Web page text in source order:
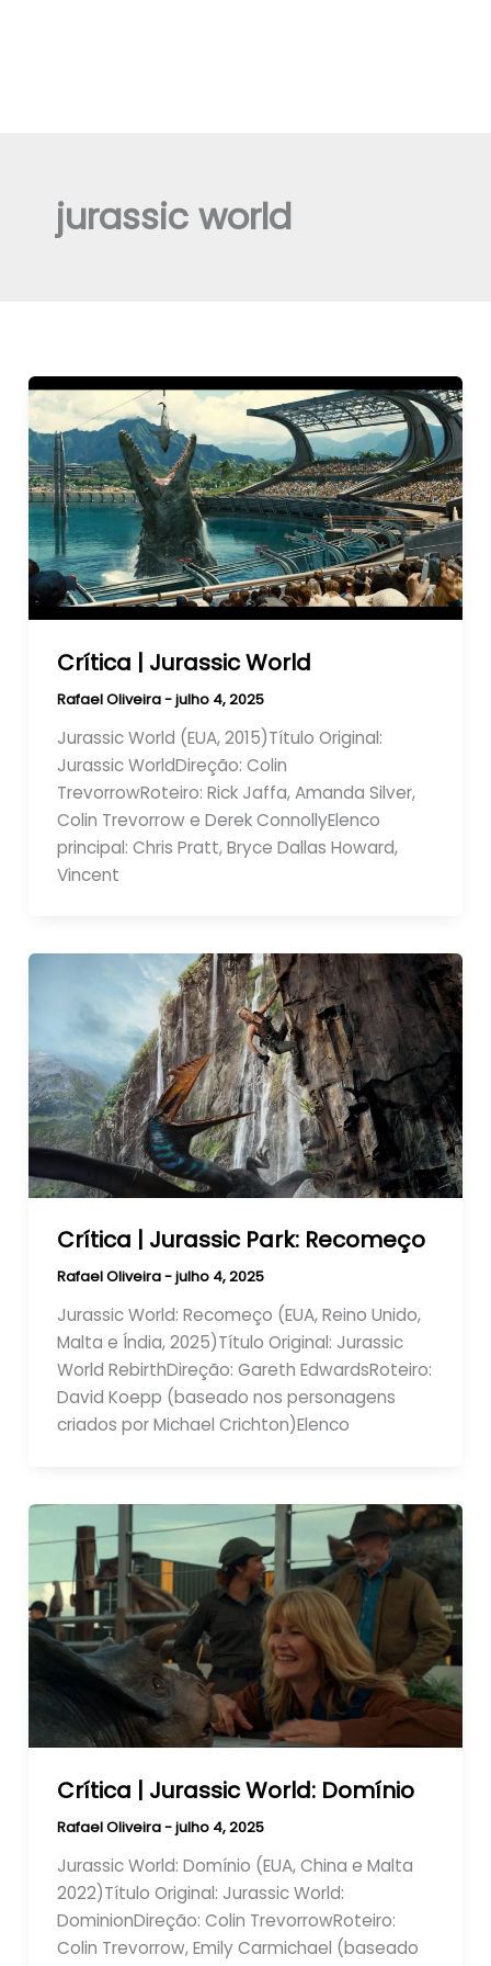
jurassic world
Crítica | Jurassic World
Rafael Oliveira-julho 4, 2025
Jurassic World (EUA, 2015)Título Original:
Jurassic WorldDireção: Colin
TrevorrowRoteiro: Rick Jaffa, Amanda Silver,
Colin Trevorrow e Derek ConnollyElenco
principal: Chris Pratt, Bryce Dallas Howard,
Vincent
Crítica | Jurassic Park: Recomeço
Rafael Oliveira-julho 4, 2025
Jurassic World: Recomeço (EUA, Reino Unido,
Malta e Índia, 2025)Título Original: Jurassic
World RebirthDireção: Gareth EdwardsRoteiro:
David Koepp (baseado nos personagens
criados por Michael Crichton)Elenco
Crítica | Jurassic World: Domínio
Rafael Oliveira-julho 4, 2025
Jurassic World: Domínio (EUA, China e Malta
2022)Título Original: Jurassic World:
DominionDireção: Colin TrevorrowRoteiro:
Colin Trevorrow, Emily Carmichael (baseado